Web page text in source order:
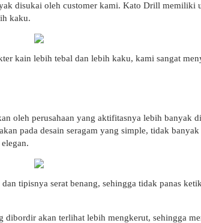
disukai oleh customer kami. Kato Drill memiliki
kaku.
kain lebih tebal dan lebih kaku, kami sangat
oleh perusahaan yang aktifitasnya lebih banyak
pada desain seragam yang simple, tidak
tipisnya serat benang, sehingga tidak panas
dibordir akan terlihat lebih mengkerut, sehingga